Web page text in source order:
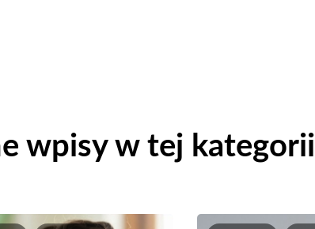
wpisy w tej kategorii